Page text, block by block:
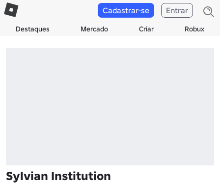
Destaques Mercado Criar Robux
Cadastrar-se Entrar
Sylvian Institution